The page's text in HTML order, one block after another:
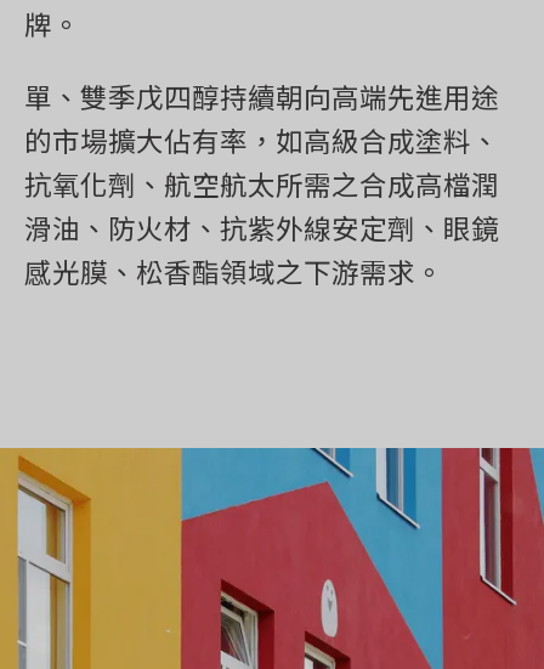
牌。
單、雙季戊四醇持續朝向高端先進用途
的市場擴大佔有率，如高級合成塗料、
抗氧化劑、航空航太所需之合成高檔潤
滑油、防火材、抗紫外線安定劑、眼鏡
感光膜、松香酯領域之下游需求。